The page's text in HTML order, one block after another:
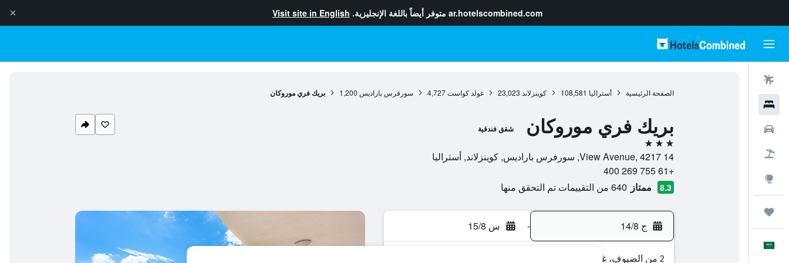
ar.hotelscombined.com متوفر أيضاً باللغة الإنجليزية. Visit site in English
الصفحة الرئيسية أستراليا 108,581 كوينزلاند 23,023 غولد كواست 4,727 سورفرس باراديس 1,200 بريك فري موروكان
بريك فري موروكان شقق فندقية
3 نجوم
14 View Avenue, 4217, سورفرس باراديس, كوينزلاند, أستراليا
+61 755 269 400
8.3 ممتاز 640 من التقييمات تم التحقق منها
ج 14/8 - س 15/8
2 من الضيوف، غرفة واحدة